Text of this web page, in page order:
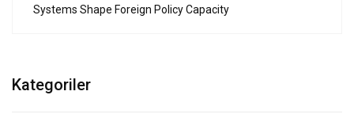
Systems Shape Foreign Policy Capacity
Kategoriler